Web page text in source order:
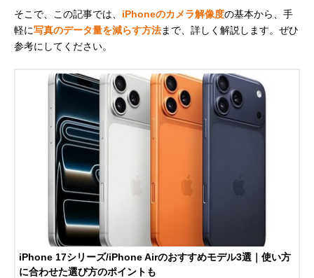
そこで、この記事では、 iPhoneのカメラ解像度の基本から、手
軽に写真のデータ量を減らす方法まで、詳しく解説します。ぜひ
参考にしてください。
iPhone 17シリーズ/iPhone Airのおすすめモデル3選｜使い方
に合わせた選び方のポイントも